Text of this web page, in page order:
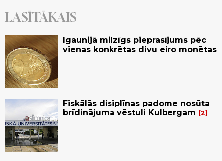
LASĪTĀKAIS
Igaunijā milzīgs pieprasījums pēc
vienas konkrētas divu eiro monētas
Fiskālās disiplīnas padome nosūta
brīdinājuma vēstuli Kulbergam
2